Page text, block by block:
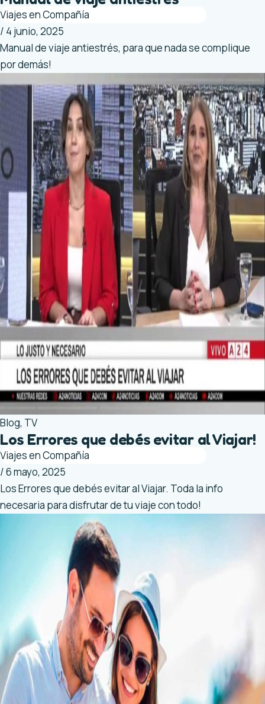
Viajes en Compañía
/ 4 junio, 2025
Manual de viaje antiestrés, para que nada se complique
por demás!
Blog, TV
Los Errores que debés evitar al Viajar!
Viajes en Compañía
/6 mayo, 2025
Los Errores que debés evitar al Viajar. Toda la info
necesaria para disfrutar de tu viaje con todo!